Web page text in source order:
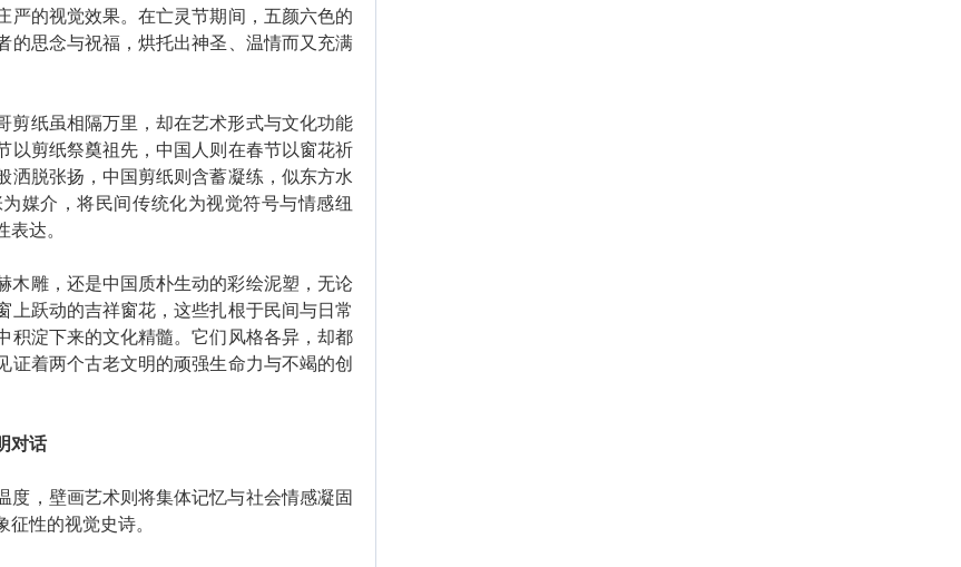
严的视觉效果。在亡灵节期间，五颜六色的
的思念与祝福，烘托出神圣、温情而又充满
纸虽相隔万里，却在艺术形式与文化功能
以剪纸祭奠祖先，中国人则在春节以窗花祈
洒脱张扬，中国剪纸则含蓄凝练，似东方水
媒介，将民间传统化为视觉符号与情感纽
达。
雕，还是中国质朴生动的彩绘泥塑，无论
上跃动的吉祥窗花，这些扎根于民间与日常
积淀下来的文化精髓。它们风格各异，却都
着两个古老文明的顽强生命力与不竭的创
对话
，壁画艺术则将集体记忆与社会情感凝固
性的视觉史诗。